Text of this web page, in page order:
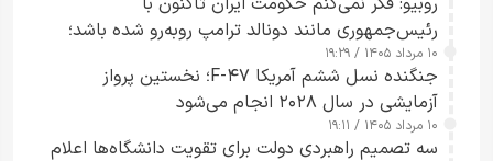
رئیس‌جمهوری مانند دونالد ترامپ روبه‌رو شده باشد؛
کسی که واقعاً دست به اقدام می‌زند
۱۰ مرداد ۱۴۰۵ / ۱۹:۲۹
جنگنده نسل ششم آمریکا F-۴۷؛ نخستین پرواز
آزمایشی در سال ۲۰۲۸ انجام می‌شود
۱۰ مرداد ۱۴۰۵ / ۱۹:۱۱
سه تصمیم راهبردی دولت برای تقویت دانشگاه‌ها اعلام